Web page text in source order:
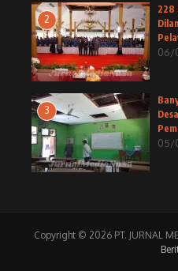
2
228
06/
3
05/
Copyright © 2026 PT. JURNAL